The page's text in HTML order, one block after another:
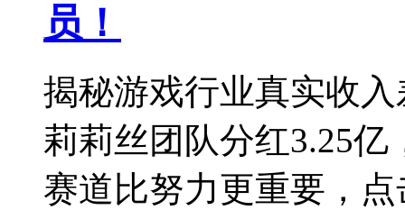
员！
揭秘游戏行业真实收
莉莉丝团队分红3.25
赛道比努力更重要，